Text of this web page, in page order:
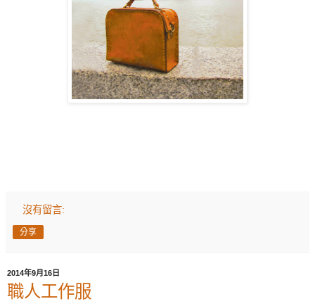
沒有留言:
分享
2014年9月16日
職人工作服